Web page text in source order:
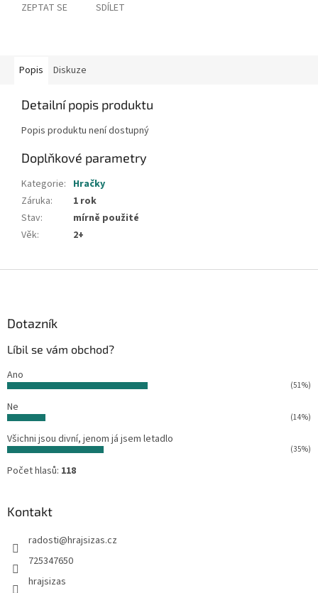
ZEPTAT SE SDÍLET
Popis Diskuze
Detailní popis produktu
Popis produktu není dostupný
Doplňkové parametry
Kategorie: Hračky
Záruka:
1 rok
Stav:
mírně použité
Věk: 2+
Dotazník
Líbil se vám obchod?
Ano
(51%)
Ne
(14%)
Všichni jsou divní, jenom já jsem letadlo
(35%)
Počet hlasů: 118
Kontakt
radosti@hrajsizas.cz
725347650
hrajsizas